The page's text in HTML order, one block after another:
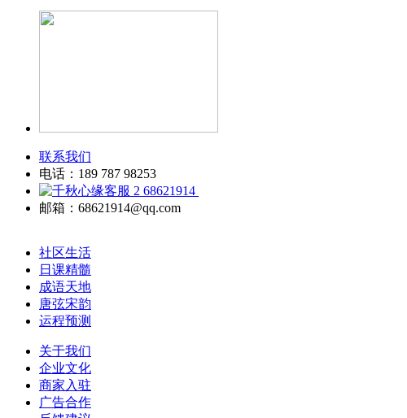
联系我们
电话：189 787 98253
68621914
邮箱：68621914@qq.com
社区生活
日课精髓
成语天地
唐弦宋韵
运程预测
关于我们
企业文化
商家入驻
广告合作